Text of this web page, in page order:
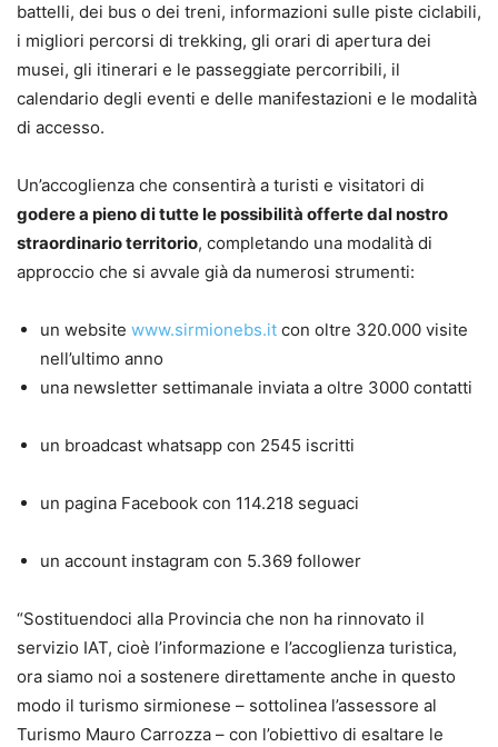
battelli, dei bus o dei treni, informazioni sulle piste ciclabili,
i migliori percorsi di trekking, gli orari di apertura dei
musei, gli itinerari e le passeggiate percorribili, il
calendario degli eventi e delle manifestazioni e le modalità
di accesso.
Un’accoglienza che consentirà a turisti e visitatori di
godere a pieno di tutte le possibilità offerte dal nostro
straordinario territorio, completando una modalità di
approccio che si avvale già da numerosi strumenti:
un website www.sirmionebs.it con oltre 320.000 visite
nell’ultimo anno
una newsletter settimanale inviata a oltre 3000 contatti
un broadcast whatsapp con 2545 iscritti
un pagina Facebook con 114.218 seguaci
un account instagram con 5.369 follower
“Sostituendoci alla Provincia che non ha rinnovato il
servizio IAT, cioè l’informazione e l’accoglienza turistica,
ora siamo noi a sostenere direttamente anche in questo
modo il turismo sirmionese – sottolinea l’assessore al
Turismo Mauro Carrozza – con l’obiettivo di esaltare le